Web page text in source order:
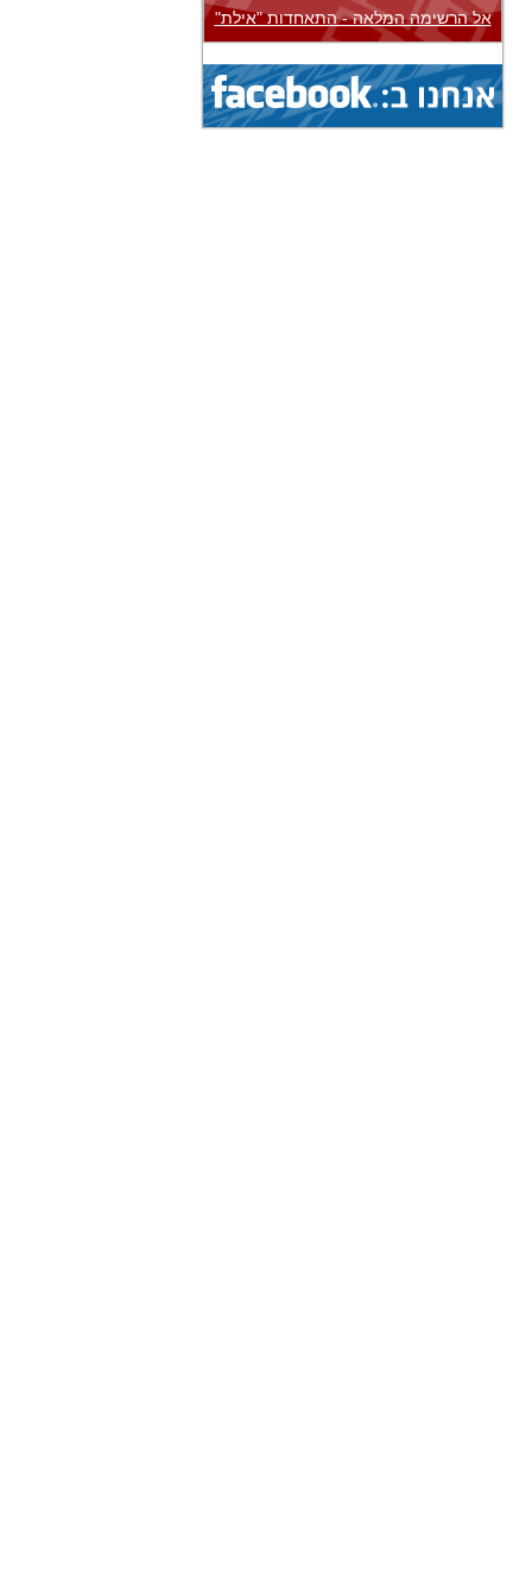
1.8.2026 - 9.8.2026
אליפות עולם...
(איגוד: ג'יו ג'יטסו)
הצג
1.8.2026 - 9.8.2026
אליפות עולם...
(איגוד: ג'יו ג'יטסו)
הצג
5.8.2026 - 9.8.2026
אל הרשימה המלאה - התאחדות "אילת"